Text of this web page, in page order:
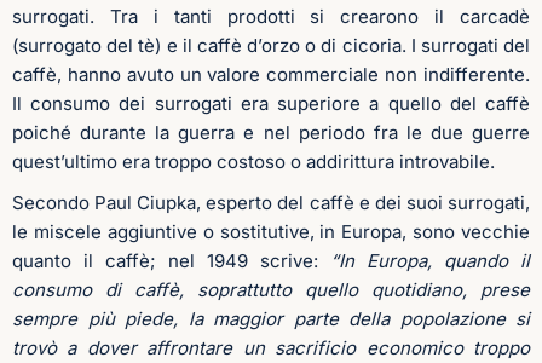
surrogati. Tra i tanti prodotti si crearono il carcadè
(surrogato del tè) e il caffè d’orzo o di cicoria. I surrogati del
caffè, hanno avuto un valore commerciale non indifferente.
Il consumo dei surrogati era superiore a quello del caffè
poiché durante la guerra e nel periodo fra le due guerre
quest’ultimo era troppo costoso o addirittura introvabile.
Secondo Paul Ciupka, esperto del caffè e dei suoi surrogati,
le miscele aggiuntive o sostitutive, in Europa, sono vecchie
quanto il caffè; nel 1949 scrive:
“In Europa, quando il
consumo di caffè, soprattutto quello quotidiano, prese
sempre più piede, la maggior parte della popolazione si
trovò a dover affrontare un sacrificio economico troppo